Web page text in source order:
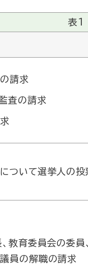
表1
請求
査の請求
ついて選挙人の投
教育委員会の委員
員の解職の請求